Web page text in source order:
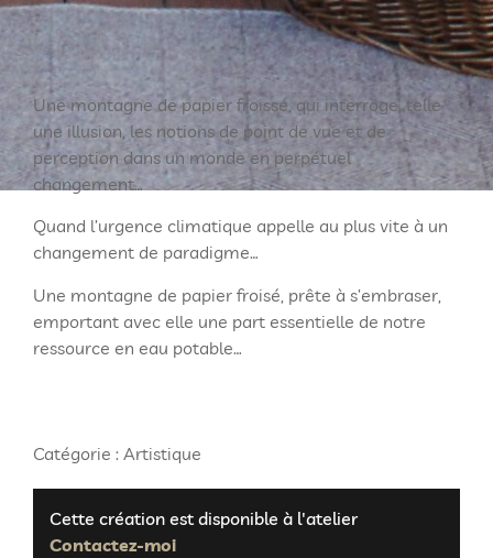
Une montagne de papier froissé, qui interroge, telle
une illusion, les notions de point de vue et de
perception dans un monde en perpétuel
changement…
Quand l’urgence climatique appelle au plus vite à un
changement de paradigme…
Une montagne de papier froisé, prête à s’embraser,
emportant avec elle une part essentielle de notre
ressource en eau potable…
Catégorie : Artistique
Cette création est disponible à l'atelier
Contactez-moi